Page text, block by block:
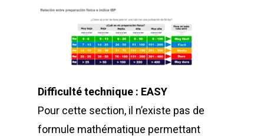
Difficulté technique : EASY
Pour cette section, il n’existe pas de
formule mathématique permettant